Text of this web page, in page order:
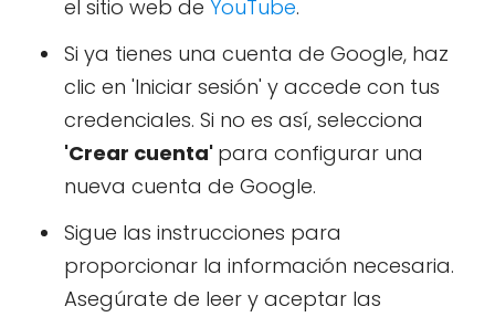
el sitio web de YouTube.
Si ya tienes una cuenta de Google, haz
clic en 'Iniciar sesión' y accede con tus
credenciales. Si no es así, selecciona
'Crear cuenta' para configurar una
nueva cuenta de Google.
Sigue las instrucciones para
proporcionar la información necesaria.
Asegúrate de leer y aceptar las